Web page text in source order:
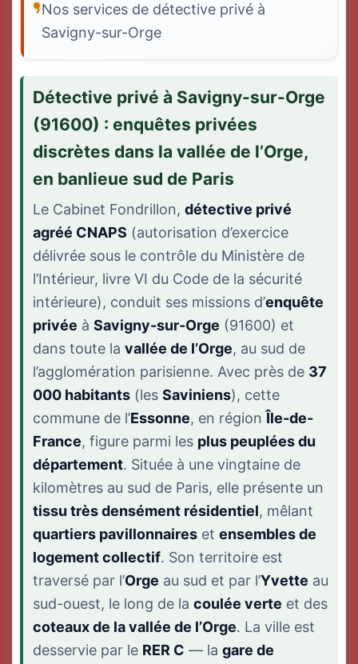
Nos services de détective privé à
Savigny-sur-Orge
Détective privé à Savigny-sur-Orge
(91600) : enquêtes privées
discrètes dans la vallée de l’Orge,
en banlieue sud de Paris
Le Cabinet Fondrillon, détective privé
agréé CNAPS (autorisation d’exercice
délivrée sous le contrôle du Ministère de
l’Intérieur, livre VI du Code de la sécurité
intérieure), conduit ses missions d’enquête
privée à Savigny-sur-Orge (91600) et
dans toute la vallée de l’Orge, au sud de
l’agglomération parisienne. Avec près de 37
000 habitants (les Saviniens), cette
commune de l’Essonne, en région Île-de-
France, figure parmi les plus peuplées du
département. Située à une vingtaine de
kilomètres au sud de Paris, elle présente un
tissu très densément résidentiel, mêlant
quartiers pavillonnaires et ensembles de
logement collectif. Son territoire est
traversé par l’Orge au sud et par l’Yvette au
sud-ouest, le long de la coulée verte et des
coteaux de la vallée de l’Orge. La ville est
desservie par le RER C — la gare de